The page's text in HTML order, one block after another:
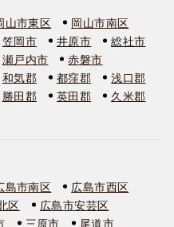
山市東区
岡山市南区
笠岡市 井原市
総社市
瀬戸内市
赤磐市
和気郡 都窪郡
浅口郡
勝田郡 英田郡
久米郡
島市南区
広島市西区
区
広島市安芸区
三原市 尾道市